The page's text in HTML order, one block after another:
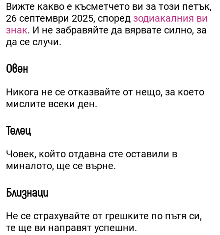
Вижте какво е късметчето ви за този петък,
26 септември 2025, според зодиакалния ви
знак. И не забравяйте да вярвате силно, за
да се случи.
Овен
Никога не се отказвайте от нещо, за което
мислите всеки ден.
Телец
Човек, който отдавна сте оставили в
миналото, ще се върне.
Близнаци
Не се страхувайте от грешките по пътя си,
те ще ви направят успешни.